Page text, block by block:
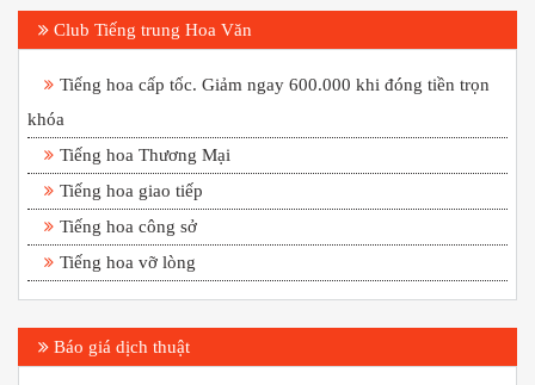
Club Tiếng trung Hoa Văn
Tiếng hoa cấp tốc. Giảm ngay 600.000 khi đóng tiền trọn
khóa
Tiếng hoa Thương Mại
Tiếng hoa giao tiếp
Tiếng hoa công sở
Tiếng hoa vỡ lòng
Báo giá dịch thuật